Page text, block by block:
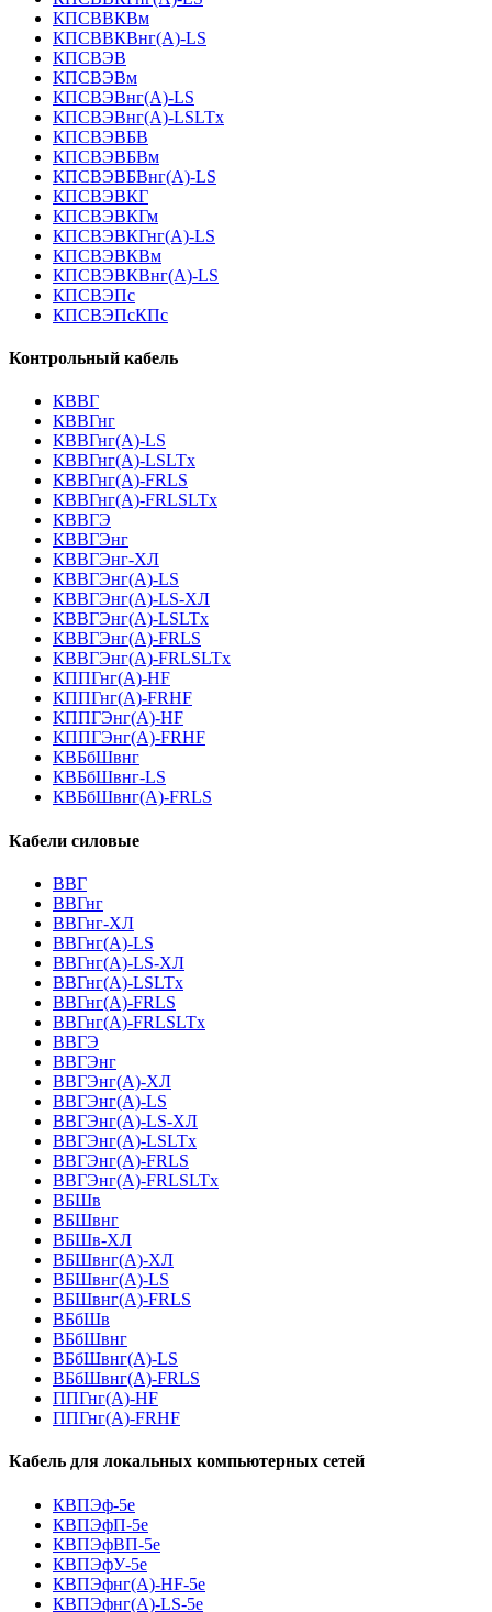
КПСВВКВм
КПСВВКВнг(А)-LS
КПСВЭВ
КПСВЭВм
КПСВЭВнг(А)-LS
КПСВЭВнг(А)-LSLTx
КПСВЭВБВ
КПСВЭВБВм
КПСВЭВБВнг(А)-LS
КПСВЭВКГ
КПСВЭВКГм
КПСВЭВКГнг(А)-LS
КПСВЭВКВм
КПСВЭВКВнг(А)-LS
КПСВЭПс
КПСВЭПсКПс
Контрольный кабель
КВВГ
КВВГнг
КВВГнг(А)-LS
КВВГнг(А)-LSLTx
КВВГнг(А)-FRLS
КВВГнг(А)-FRLSLTx
КВВГЭ
КВВГЭнг
КВВГЭнг-ХЛ
КВВГЭнг(А)-LS
КВВГЭнг(А)-LS-ХЛ
КВВГЭнг(А)-LSLTx
КВВГЭнг(А)-FRLS
КВВГЭнг(А)-FRLSLTx
КППГнг(А)-HF
КППГнг(А)-FRHF
КППГЭнг(А)-HF
КППГЭнг(А)-FRHF
КВБбШвнг
КВБбШвнг-LS
КВБбШвнг(А)-FRLS
Кабели силовые
ВВГ
ВВГнг
ВВГнг-ХЛ
ВВГнг(А)-LS
ВВГнг(А)-LS-ХЛ
ВВГнг(А)-LSLTx
ВВГнг(А)-FRLS
ВВГнг(А)-FRLSLTx
ВВГЭ
ВВГЭнг
ВВГЭнг(A)-ХЛ
ВВГЭнг(А)-LS
ВВГЭнг(А)-LS-ХЛ
ВВГЭнг(А)-LSLTx
ВВГЭнг(А)-FRLS
ВВГЭнг(А)-FRLSLTx
ВБШв
ВБШвнг
ВБШв-ХЛ
ВБШвнг(A)-ХЛ
ВБШвнг(A)-LS
ВБШвнг(A)-FRLS
ВБбШв
ВБбШвнг
ВБбШвнг(A)-LS
ВБбШвнг(A)-FRLS
ППГнг(А)-HF
ППГнг(А)-FRHF
Кабель для локальных компьютерных сетей
КВПЭф-5е
КВПЭфП-5е
КВПЭфВП-5е
КВПЭфУ-5е
КВПЭфнг(А)-HF-5е
КВПЭфнг(А)-LS-5е